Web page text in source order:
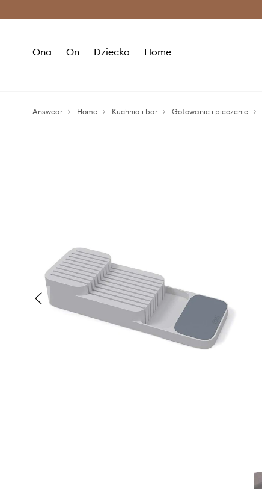
Ona On Dziecko Home
Answear Home Kuchnia i bar Gotowanie i pieczenie